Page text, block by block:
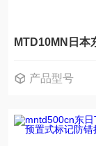
产品型号